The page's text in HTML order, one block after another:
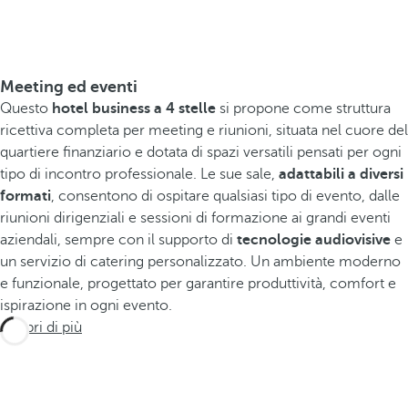
Meeting ed eventi
Questo hotel business a 4 stelle si propone come struttura
ricettiva completa per meeting e riunioni, situata nel cuore del
quartiere finanziario e dotata di spazi versatili pensati per ogni
tipo di incontro professionale. Le sue sale, adattabili a diversi
formati, consentono di ospitare qualsiasi tipo di evento, dalle
riunioni dirigenziali e sessioni di formazione ai grandi eventi
aziendali, sempre con il supporto di tecnologie audiovisive e
un servizio di catering personalizzato. Un ambiente moderno
e funzionale, progettato per garantire produttività, comfort e
ispirazione in ogni evento.
Scopri di più